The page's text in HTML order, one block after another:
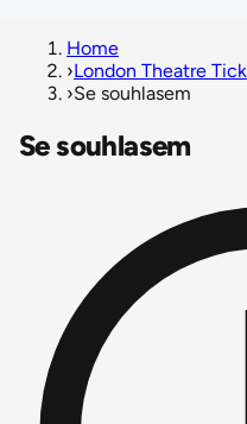
Home
›London Theatre
›Se souhlasem
Se souhlasem